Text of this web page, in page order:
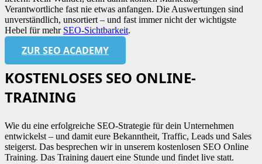
Verantwortliche fast nie etwas anfangen. Die Auswertungen sind
unverständlich, unsortiert – und fast immer nicht der wichtigste
Hebel für mehr SEO-Sichtbarkeit.
ZUR SEO ACADEMY
KOSTENLOSES SEO ONLINE-
TRAINING
Wie du eine erfolgreiche SEO-Strategie für dein Unternehmen
entwickelst – und damit eure Bekanntheit, Traffic, Leads und Sales
steigerst. Das besprechen wir in unserem kostenlosen SEO Online
Training. Das Training dauert eine Stunde und findet live statt.